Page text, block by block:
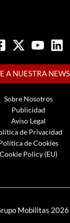
A NUESTRA
Sobre Nosotros
Publicidad
Aviso Legal
de Privacidad
de Cookies
Cookie Policy (EU)
Mobilitas 2026